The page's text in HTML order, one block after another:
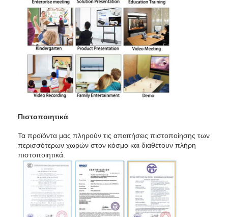
Πιστοποιητικά
Τα προϊόντα μας πληρούν τις απαιτήσεις πιστοποίησης των
περισσότερων χωρών στον κόσμο και διαθέτουν πλήρη
πιστοποιητικά.